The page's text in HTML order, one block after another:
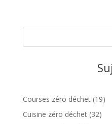
Courses zéro déchet(19)
Cuisine zéro déchet(32)